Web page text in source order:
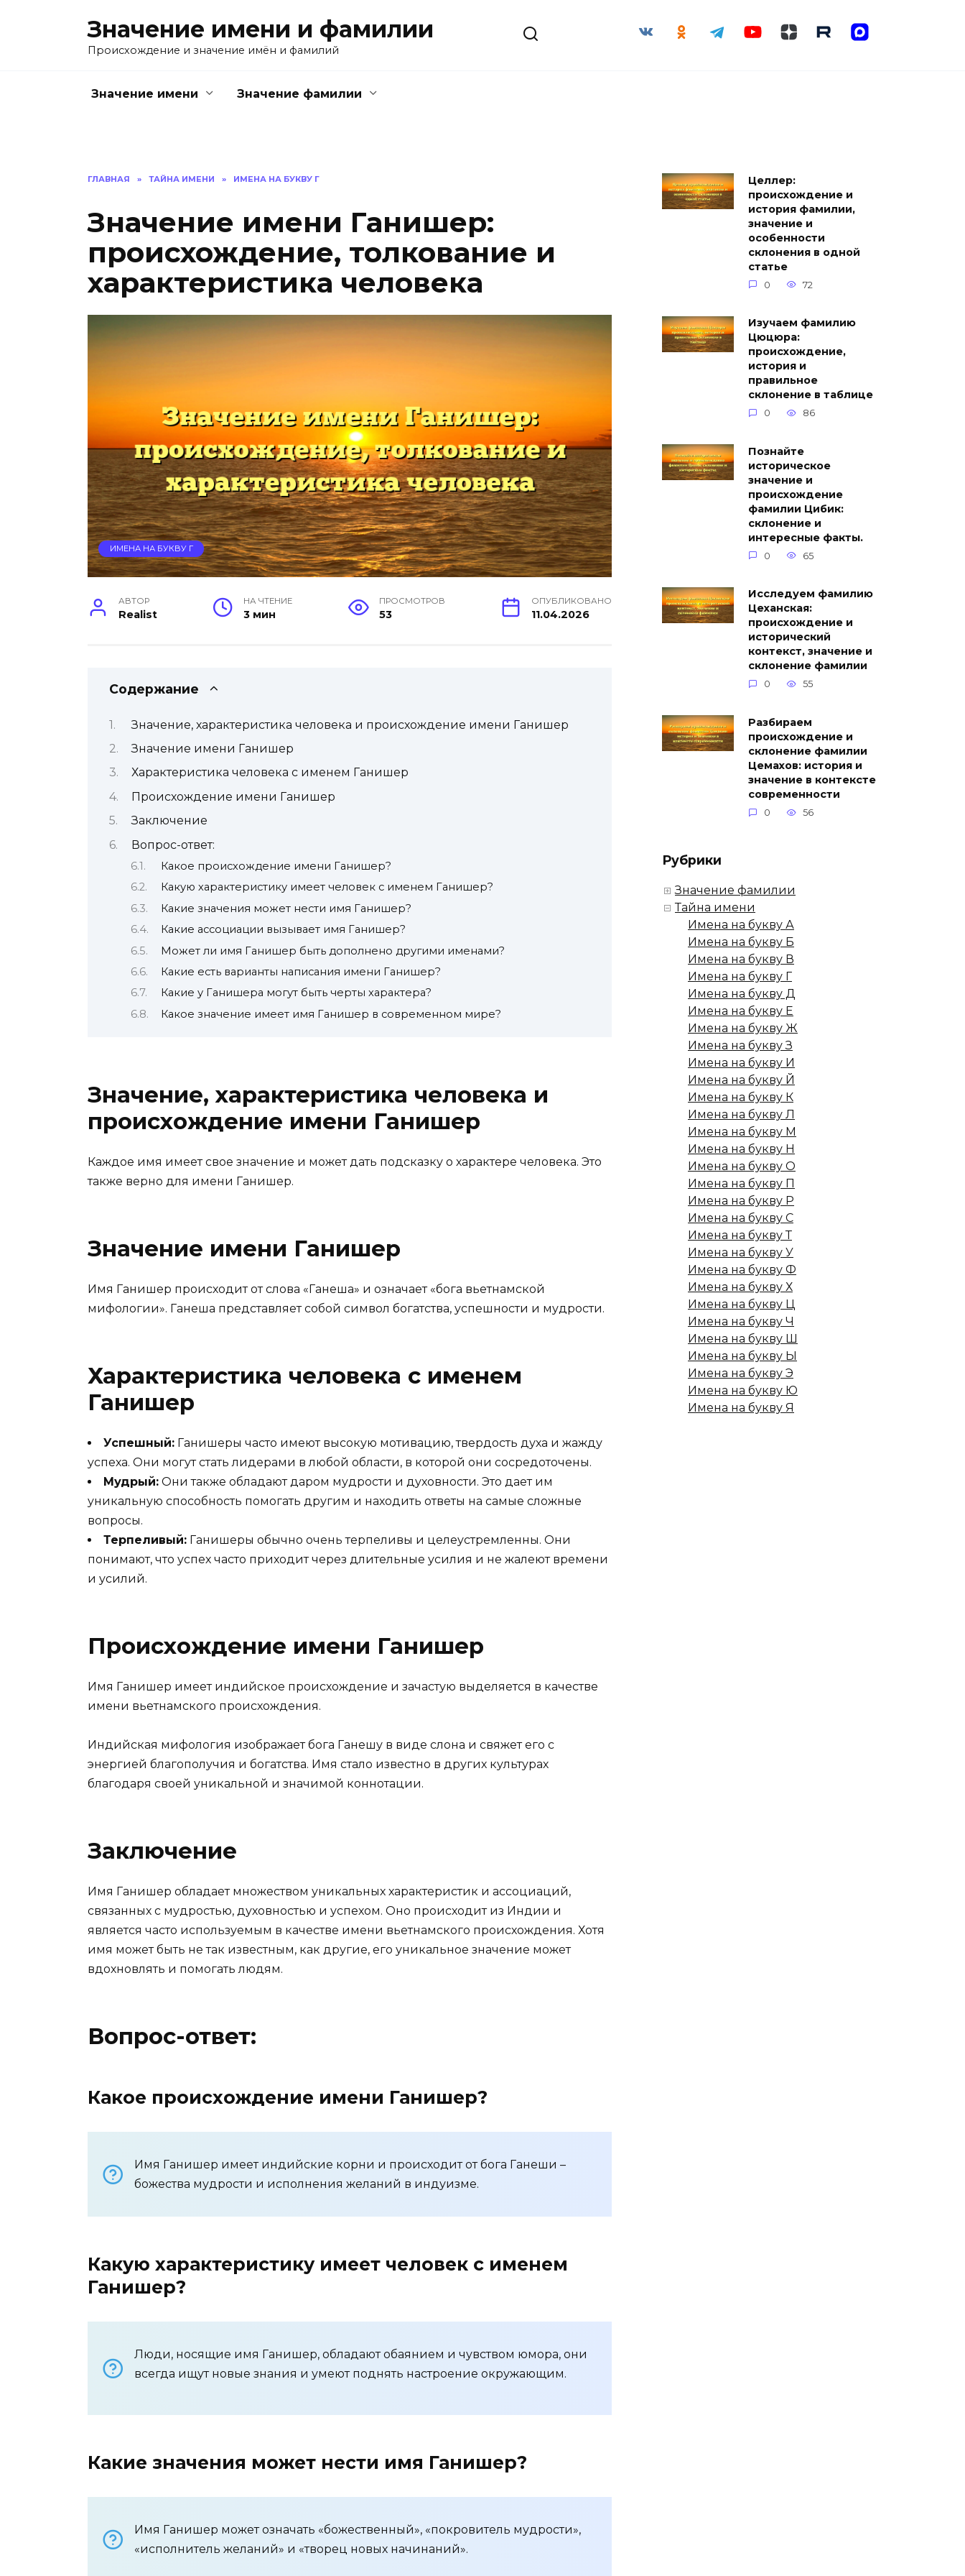
Значение имени и фамилии
Происхождение и значение имён и фамилий
Значение имени Значение фамилии
ГЛАВНАЯ » ТАЙНА ИМЕНИ » ИМЕНА НА БУКВУ Г
Значение имени Ганишер:
происхождение, толкование и
характеристика человека
ИМЕНА НА БУКВУ Г
АВТОР
Realist
НА ЧТЕНИЕ
3 мин
ПРОСМОТРОВ
53
ОПУБЛИКОВАНО
11.04.2026
Содержание
Значение, характеристика человека и происхождение имени Ганишер
Значение имени Ганишер
Характеристика человека с именем Ганишер
Происхождение имени Ганишер
Заключение
Вопрос-ответ:
Какое происхождение имени Ганишер?
Какую характеристику имеет человек с именем Ганишер?
Какие значения может нести имя Ганишер?
Какие ассоциации вызывает имя Ганишер?
Может ли имя Ганишер быть дополнено другими именами?
Какие есть варианты написания имени Ганишер?
Какие у Ганишера могут быть черты характера?
Какое значение имеет имя Ганишер в современном мире?
Значение, характеристика человека и
происхождение имени Ганишер
Каждое имя имеет свое значение и может дать подсказку о характере человека. Это
также верно для имени Ганишер.
Значение имени Ганишер
Имя Ганишер происходит от слова «Ганеша» и означает «бога вьетнамской
мифологии». Ганеша представляет собой символ богатства, успешности и мудрости.
Характеристика человека с именем
Ганишер
Успешный: Ганишеры часто имеют высокую мотивацию, твердость духа и жажду
успеха. Они могут стать лидерами в любой области, в которой они сосредоточены.
Мудрый: Они также обладают даром мудрости и духовности. Это дает им
уникальную способность помогать другим и находить ответы на самые сложные
вопросы.
Терпеливый: Ганишеры обычно очень терпеливы и целеустремленны. Они
понимают, что успех часто приходит через длительные усилия и не жалеют времени
и усилий.
Происхождение имени Ганишер
Имя Ганишер имеет индийское происхождение и зачастую выделяется в качестве
имени вьетнамского происхождения.
Индийская мифология изображает бога Ганешу в виде слона и свяжет его с
энергией благополучия и богатства. Имя стало известно в других культурах
благодаря своей уникальной и значимой коннотации.
Заключение
Имя Ганишер обладает множеством уникальных характеристик и ассоциаций,
связанных с мудростью, духовностью и успехом. Оно происходит из Индии и
является часто используемым в качестве имени вьетнамского происхождения. Хотя
имя может быть не так известным, как другие, его уникальное значение может
вдохновлять и помогать людям.
Вопрос-ответ:
Какое происхождение имени Ганишер?
Имя Ганишер имеет индийские корни и происходит от бога Ганеши –
божества мудрости и исполнения желаний в индуизме.
Какую характеристику имеет человек с именем
Ганишер?
Люди, носящие имя Ганишер, обладают обаянием и чувством юмора, они
всегда ищут новые знания и умеют поднять настроение окружающим.
Какие значения может нести имя Ганишер?
Имя Ганишер может означать «божественный», «покровитель мудрости»,
«исполнитель желаний» и «творец новых начинаний».
Целлер:
происхождение и
история фамилии,
значение и
особенности
склонения в одной
статье
0 72
Изучаем фамилию
Цюцюра:
происхождение,
история и
правильное
склонение в таблице
0 86
Познайте
историческое
значение и
происхождение
фамилии Цибик:
склонение и
интересные факты.
0 65
Исследуем фамилию
Цеханская:
происхождение и
исторический
контекст, значение и
склонение фамилии
0 55
Разбираем
происхождение и
склонение фамилии
Цемахов: история и
значение в контексте
современности
0 56
Рубрики
Значение фамилии
Тайна имени
Имена на букву А
Имена на букву Б
Имена на букву В
Имена на букву Г
Имена на букву Д
Имена на букву Е
Имена на букву Ж
Имена на букву З
Имена на букву И
Имена на букву Й
Имена на букву К
Имена на букву Л
Имена на букву М
Имена на букву Н
Имена на букву О
Имена на букву П
Имена на букву Р
Имена на букву С
Имена на букву Т
Имена на букву У
Имена на букву Ф
Имена на букву Х
Имена на букву Ц
Имена на букву Ч
Имена на букву Ш
Имена на букву Ы
Имена на букву Э
Имена на букву Ю
Имена на букву Я